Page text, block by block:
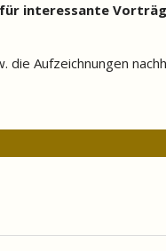
interessante
Aufzeichnungen